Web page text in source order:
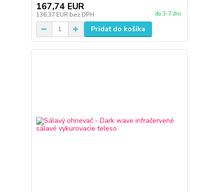
167,74 EUR
136,37 EUR bez DPH do 3-7 dní
Pridať do košíka